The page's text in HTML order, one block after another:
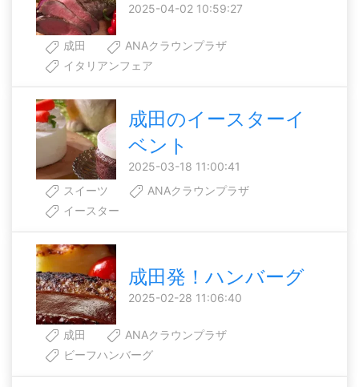
2025-04-02 10:59:27
成田
ANAクラウンプラザ
イタリアンフェア
成田のイースターイ
ベント
2025-03-18 11:00:41
スイーツ
ANAクラウンプラザ
イースター
成田発！ハンバーグ
2025-02-28 11:06:40
成田
ANAクラウンプラザ
ビーフハンバーグ